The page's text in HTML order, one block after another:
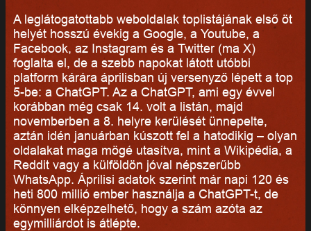
A leglátogatottabb weboldalak toplistájának első öt
helyét hosszú évekig a Google, a Youtube, a
Facebook, az Instagram és a Twitter (ma X)
foglalta el, de a szebb napokat látott utóbbi
platform kárára áprilisban új versenyző lépett a top
5-be: a ChatGPT. Az a ChatGPT, ami egy évvel
korábban még csak 14. volt a listán, majd
novemberben a 8. helyre kerülését ünnepelte,
aztán idén januárban kúszott fel a hatodikig – olyan
oldalakat maga mögé utasítva, mint a Wikipédia, a
Reddit vagy a külföldön jóval népszerűbb
WhatsApp. Áprilisi adatok szerint már napi 120 és
heti 800 millió ember használja a ChatGPT-t, de
könnyen elképzelhető, hogy a szám azóta az
egymilliárdot is átlépte.